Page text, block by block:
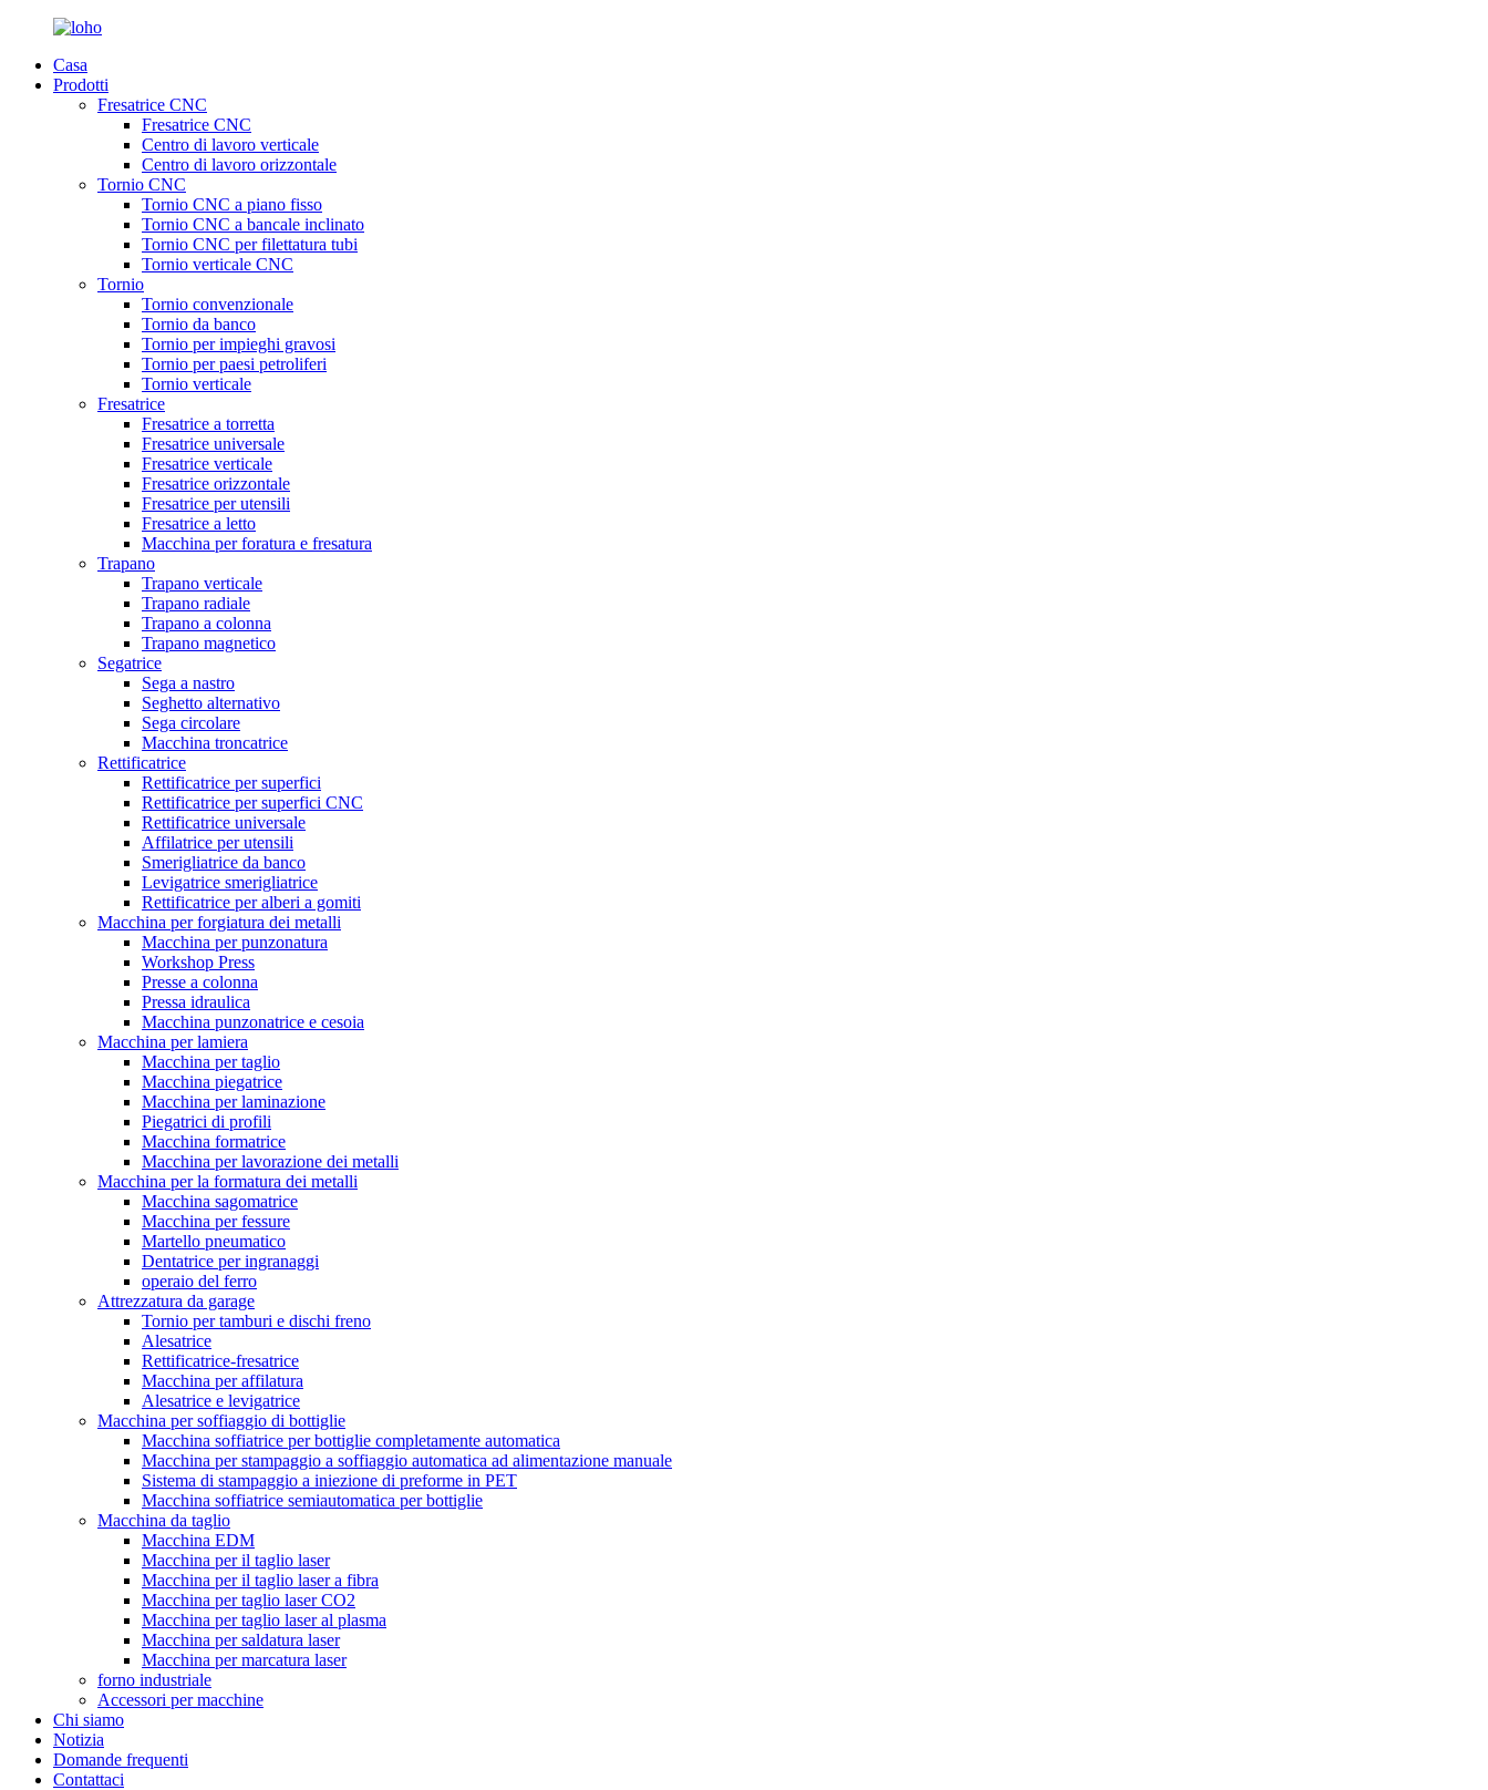
Casa
Prodotti
Fresatrice CNC
Fresatrice CNC
Centro di lavoro verticale
Centro di lavoro orizzontale
Tornio CNC
Tornio CNC a piano fisso
Tornio CNC a bancale inclinato
Tornio CNC per filettatura tubi
Tornio verticale CNC
Tornio
Tornio convenzionale
Tornio da banco
Tornio per impieghi gravosi
Tornio per paesi petroliferi
Tornio verticale
Fresatrice
Fresatrice a torretta
Fresatrice universale
Fresatrice verticale
Fresatrice orizzontale
Fresatrice per utensili
Fresatrice a letto
Macchina per foratura e fresatura
Trapano
Trapano verticale
Trapano radiale
Trapano a colonna
Trapano magnetico
Segatrice
Sega a nastro
Seghetto alternativo
Sega circolare
Macchina troncatrice
Rettificatrice
Rettificatrice per superfici
Rettificatrice per superfici CNC
Rettificatrice universale
Affilatrice per utensili
Smerigliatrice da banco
Levigatrice smerigliatrice
Rettificatrice per alberi a gomiti
Macchina per forgiatura dei metalli
Macchina per punzonatura
Workshop Press
Presse a colonna
Pressa idraulica
Macchina punzonatrice e cesoia
Macchina per lamiera
Macchina per taglio
Macchina piegatrice
Macchina per laminazione
Piegatrici di profili
Macchina formatrice
Macchina per lavorazione dei metalli
Macchina per la formatura dei metalli
Macchina sagomatrice
Macchina per fessure
Martello pneumatico
Dentatrice per ingranaggi
operaio del ferro
Attrezzatura da garage
Tornio per tamburi e dischi freno
Alesatrice
Rettificatrice-fresatrice
Macchina per affilatura
Alesatrice e levigatrice
Macchina per soffiaggio di bottiglie
Macchina soffiatrice per bottiglie completamente automatica
Macchina per stampaggio a soffiaggio automatica ad alimentazione manuale
Sistema di stampaggio a iniezione di preforme in PET
Macchina soffiatrice semiautomatica per bottiglie
Macchina da taglio
Macchina EDM
Macchina per il taglio laser
Macchina per il taglio laser a fibra
Macchina per taglio laser CO2
Macchina per taglio laser al plasma
Macchina per saldatura laser
Macchina per marcatura laser
forno industriale
Accessori per macchine
Chi siamo
Notizia
Domande frequenti
Contattaci